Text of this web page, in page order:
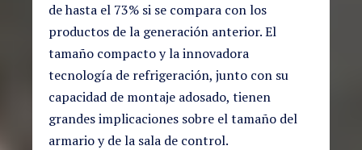
de hasta el 73% si se compara con los
productos de la generación anterior. El
tamaño compacto y la innovadora
tecnología de refrigeración, junto con su
capacidad de montaje adosado, tienen
grandes implicaciones sobre el tamaño del
armario y de la sala de control.